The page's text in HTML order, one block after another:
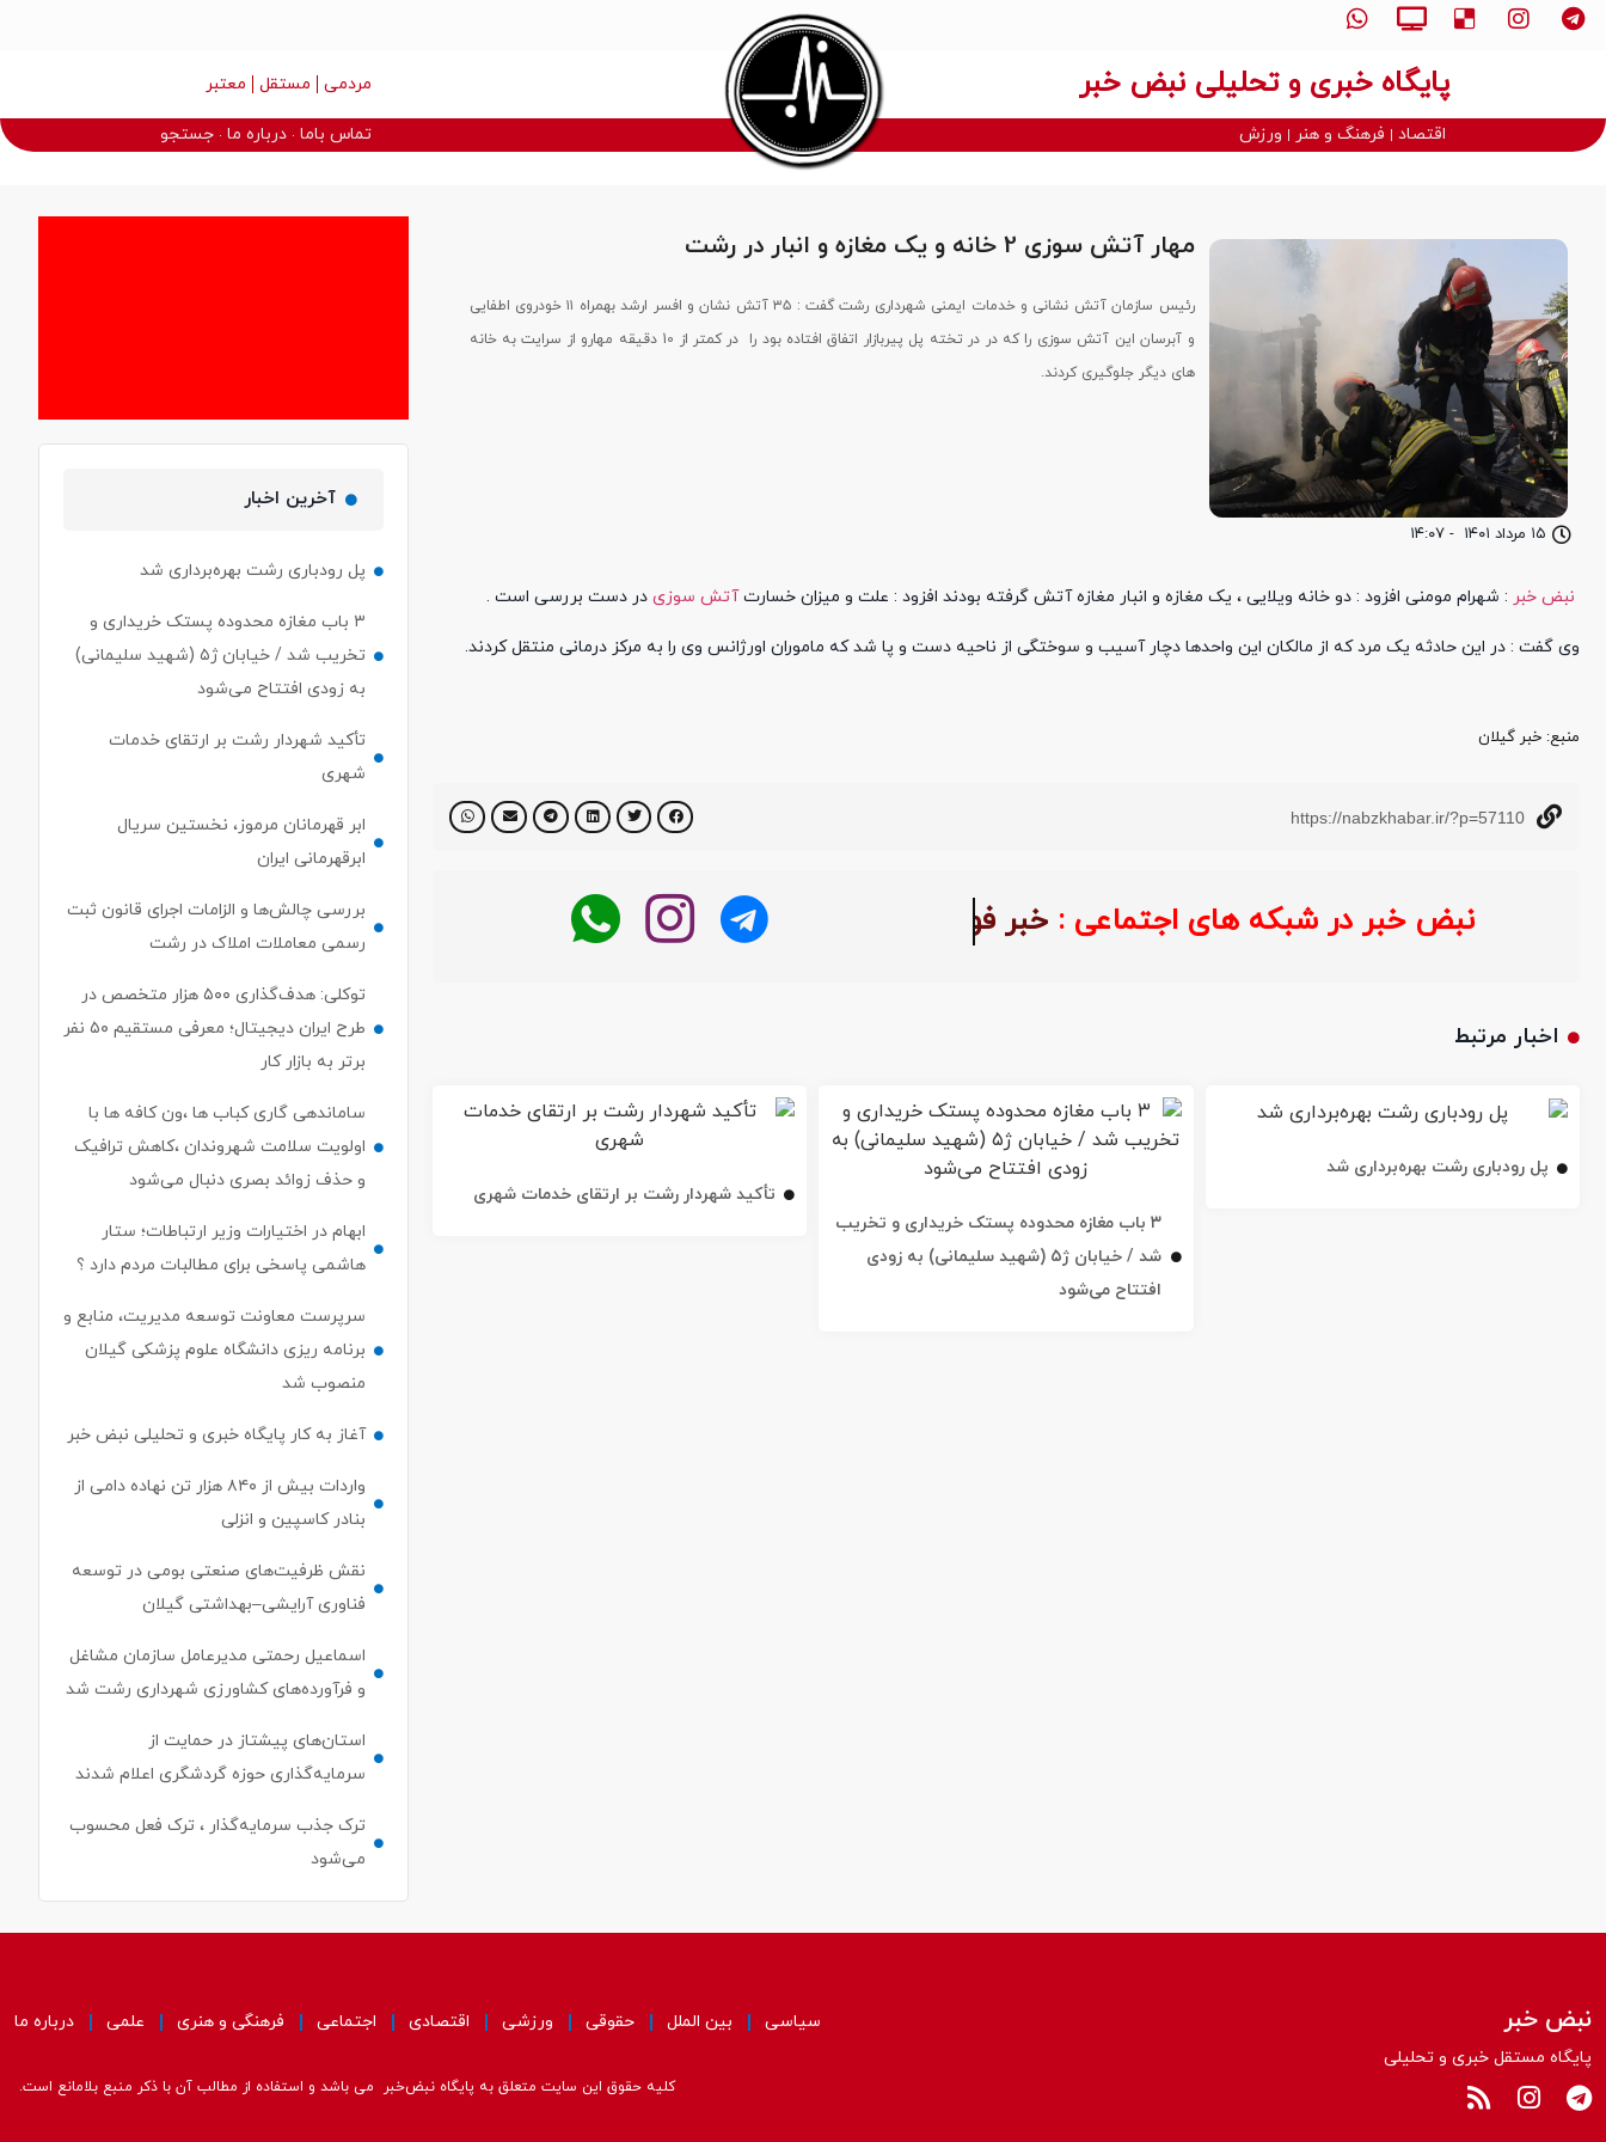
پایگاه خبری و تحلیلی نبض خبر مردمی مستقل معتبر
اقتصاد فرهنگ و هنر ورزش تماس باما درباره ما جستجو
۱۵ مرداد ۱۴۰۱ - ۱۴:۰۷
مهار آتش سوزی 2 خانه و یک مغازه و انبار در رشت
رئیس سازمان آتش نشانی و خدمات ایمنی شهرداری رشت گفت : ۳۵ آتش نشان و افسر ارشد بهمراه ۱۱ خودروی اطفایی
و آبرسان این آتش سوزی را که در در تخته پل پیربازار اتفاق افتاده بود را در کمتر از 10 دقیقه مهارو از سرایت به خانه
های دیگر جلوگیری کردند.
نبض خبر : شهرام مومنی افزود : دو خانه ویلایی ، یک مغازه و انبار مغازه آتش گرفته بودند افزود : علت و میزان خسارتآتش سوزی در دست بررسی است .
وی گفت : در این حادثه یک مرد که از مالکان این واحدها دچار آسیب و سوختگی از ناحیه دست و پا شد که ماموران اورژانس وی را به مرکز درمانی منتقل کردند.
منبع‌: خبر گیلان
https://nabzkhabar.ir/?p=57110
نبض خبر در شبکه های اجتماعی : خبر فوری
اخبار مرتبط
پل رودباری رشت بهره‌برداری شد
۳ باب مغازه محدوده پستک خریداری و تخریب
شد / خیابان ژ۵ (شهید سلیمانی) به زودی
افتتاح می‌شود
تأکید شهردار رشت بر ارتقای خدمات شهری
آخرین اخبار
پل رودباری رشت بهره‌برداری شد
۳ باب مغازه محدوده پستک خریداری و
تخریب شد / خیابان ژ۵ (شهید سلیمانی)
به زودی افتتاح می‌شود
تأکید شهردار رشت بر ارتقای خدمات
شهری
ابر قهرمانان مرموز، نخستین سریال
ابرقهرمانی ایران
بررسی چالش‌ها و الزامات اجرای قانون ثبت
رسمی معاملات املاک در رشت
توکلی: هدف‌گذاری ۵۰۰ هزار متخصص در
طرح ایران دیجیتال؛ معرفی مستقیم ۵۰ نفر
برتر به بازار کار
ساماندهی گاری کباب ها ،ون کافه ها با
اولویت سلامت شهروندان ،کاهش ترافیک
و حذف زوائد بصری دنبال می‌شود
ابهام در اختیارات وزیر ارتباطات؛ ستار
هاشمی پاسخی برای مطالبات مردم دارد ؟
سرپرست معاونت توسعه مدیریت، منابع و
برنامه ریزی دانشگاه علوم پزشکی گیلان
منصوب شد
آغاز به کار پایگاه خبری و تحلیلی نبض خبر
واردات بیش از ۸۴۰ هزار تن نهاده دامی از
بنادر كاسپین و انزلی
نقش ظرفیت‌های صنعتی بومی در توسعه
فناوری آرایشی–بهداشتی گیلان
اسماعیل رحمتی مدیرعامل سازمان مشاغل
و فرآورده‌های کشاورزی شهرداری رشت شد
استان‌های پیشتاز در حمایت از
سرمایه‌گذاری حوزه گردشگری اعلام شدند
ترک جذب سرمایه‌گذار ، ترک فعل محسوب
می‌شود
نبض خبر
پایگاه مستقل خبری و تحلیلی
سیاسی بین الملل حقوقی ورزشی اقتصادی اجتماعی فرهنگی و هنری علمی درباره ما
کلیه حقوق این سایت متعلق به پایگاه نبض‌خبر می باشد و استفاده از مطالب آن با ذکر منبع بلامانع است.